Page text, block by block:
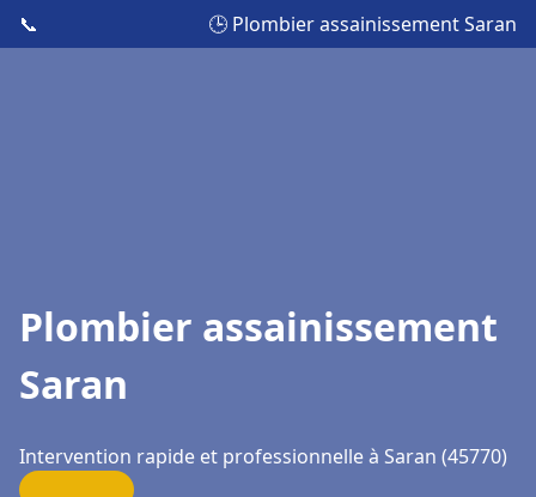
📞 🕒 Plombier assainissement Saran
Plombier assainissement
Saran
Intervention rapide et professionnelle à Saran (45770)